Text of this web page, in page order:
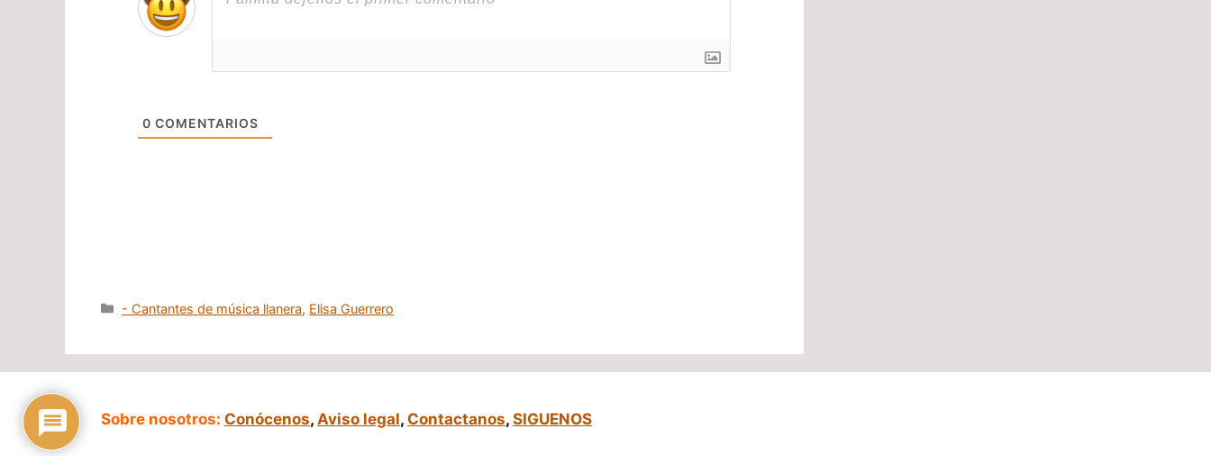
0 COMENTARIOS
Categorías
- Cantantes de música llanera, Elisa Guerrero
Sobre nosotros: Conócenos, Aviso legal, Contactanos, SIGUENOS